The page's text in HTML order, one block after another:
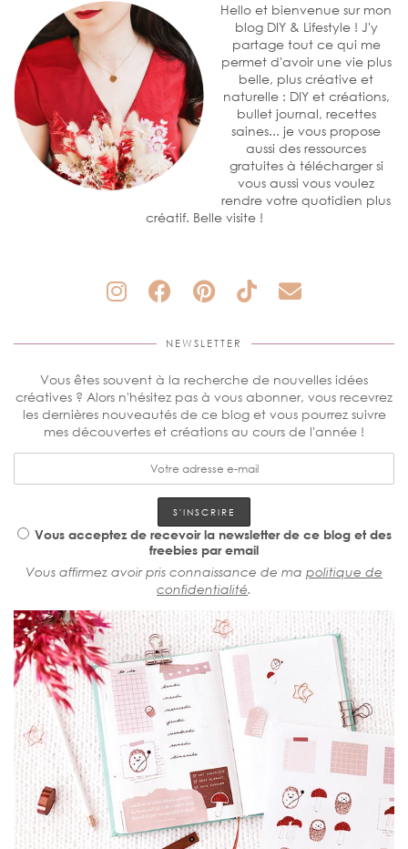
Hello et bienvenue sur mon
blog DIY & Lifestyle ! J'y
partage tout ce qui me
permet d'avoir une vie plus
belle, plus créative et
naturelle : DIY et créations,
bullet journal, recettes
saines... je vous propose
aussi des ressources
gratuites à télécharger si
vous aussi vous voulez
rendre votre quotidien plus
créatif. Belle visite !
NEWSLETTER
Vous êtes souvent à la recherche de nouvelles idées
créatives ? Alors n'hésitez pas à vous abonner, vous recevrez
les dernières nouveautés de ce blog et vous pourrez suivre
mes découvertes et créations au cours de l'année !
Vous acceptez de recevoir la newsletter de ce blog et des
freebies par email
Vous affirmez avoir pris connaissance de ma politique de
confidentialité.